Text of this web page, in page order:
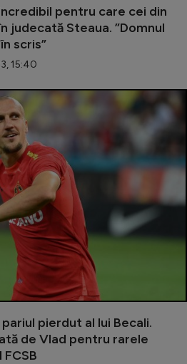
pentru care cei din
judecată Steaua. ”Domnul
scris”
15:40
pariul pierdut al lui Becali.
de Vlad pentru rarele